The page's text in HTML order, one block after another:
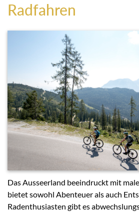
Radfahren
Das Ausseerland beeindruckt mit
bietet sowohl Abenteuer als auch
Radenthusiasten gibt es